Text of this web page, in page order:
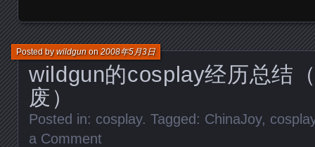
wildgun的cosplay经历总结
废）
Posted bywildgunon2008年5月3日
Posted in: cosplay. Tagged: ChinaJoy,
a Comment